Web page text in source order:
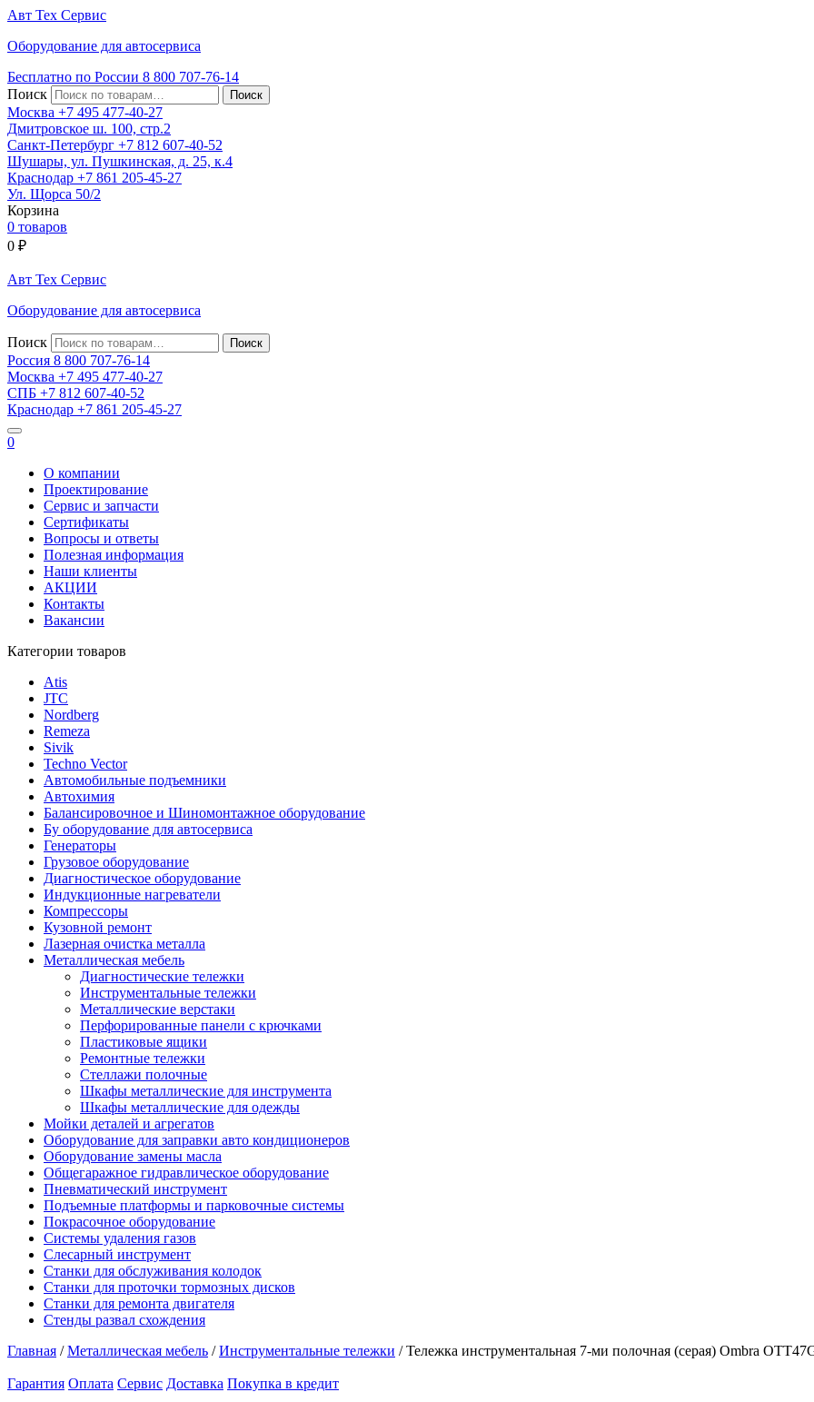
Авт Тех Сервис
Оборудование для автосервиса
Бесплатно по России 8 800 707-76-14
Поиск
Москва +7 495 477-40-27
Дмитровское ш. 100, стр.2
Санкт-Петербург +7 812 607-40-52
Шушары, ул. Пушкинская, д. 25, к.4
Краснодар +7 861 205-45-27
Ул. Щорса 50/2
Корзина
0 товаров
0 ₽
Авт Тех Сервис
Оборудование для автосервиса
Поиск
Россия 8 800 707-76-14
Москва +7 495 477-40-27
СПБ +7 812 607-40-52
Краснодар +7 861 205-45-27
0
О компании
Проектирование
Сервис и запчасти
Сертификаты
Вопросы и ответы
Полезная информация
Наши клиенты
АКЦИИ
Контакты
Вакансии
Категории товаров
Atis
JTC
Nordberg
Remeza
Sivik
Techno Vector
Автомобильные подъемники
Автохимия
Балансировочное и Шиномонтажное оборудование
Бу оборудование для автосервиса
Генераторы
Грузовое оборудование
Диагностическое оборудование
Индукционные нагреватели
Компрессоры
Кузовной ремонт
Лазерная очистка металла
Металлическая мебель
Диагностические тележки
Инструментальные тележки
Металлические верстаки
Перфорированные панели с крючками
Пластиковые ящики
Ремонтные тележки
Стеллажи полочные
Шкафы металлические для инструмента
Шкафы металлические для одежды
Мойки деталей и агрегатов
Оборудование для заправки авто кондиционеров
Оборудование замены масла
Общегаражное гидравлическое оборудование
Пневматический инструмент
Подъемные платформы и парковочные системы
Покрасочное оборудование
Системы удаления газов
Слесарный инструмент
Станки для обслуживания колодок
Станки для проточки тормозных дисков
Станки для ремонта двигателя
Стенды развал схождения
Главная /Металлическая мебель /Инструментальные тележки / Тележка инструментальная 7-ми полочная (серая) Ombra
Гарантия Оплата Сервис Доставка Покупка в кредит